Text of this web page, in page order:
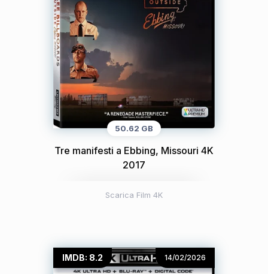
50.62 GB
Tre manifesti a Ebbing, Missouri 4K
2017
Scarica Film 4K
IMDB: 8.2 14/02/2026